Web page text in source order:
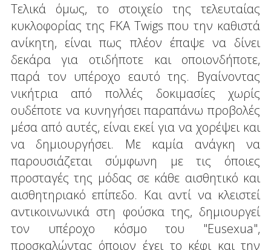
Τελικά όμως, το στοιχείο της τελευταίας
κυκλοφορίας της FKA Twigs που την καθιστά
ανίκητη, είναι πως πλέον έπαψε να δίνει
δεκάρα για οτιδήποτε και οποιονδήποτε,
παρά τον υπέροχο εαυτό της. Βγαίνοντας
νικήτρια από πολλές δοκιμασίες χωρίς
ουδέποτε να κυνηγήσει παραπάνω προβολές
μέσα από αυτές, είναι εκεί για να χορέψει και
να δημιουργήσει. Με καμία ανάγκη να
παρουσιάζεται σύμφωνη με τις όποιες
προσταγές της μόδας σε κάθε αισθητικό και
αισθητηριακό επίπεδο. Και αντί να κλειστεί
αντικοινωνικά στη φούσκα της, δημιουργεί
τον υπέροχο κόσμο του "Eusexua",
προσκαλώντας όποιον έχει το κέφι και την